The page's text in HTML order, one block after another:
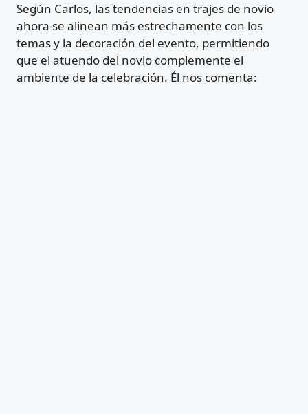
Según Carlos, las tendencias en trajes de novio
ahora se alinean más estrechamente con los
temas y la decoración del evento, permitiendo
que el atuendo del novio complemente el
ambiente de la celebración. Él nos comenta: